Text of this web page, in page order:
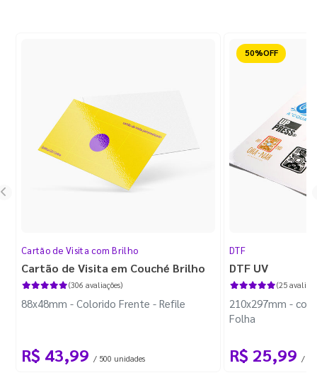
Cartão de Visita com Brilho
Cartão de Visita em Couché Brilho
(306 avaliações)
88x48mm - Colorido Frente - Refile
R$ 43,99 / 500 unidades
Reduzido
DTF
DTF UV
(25
210x297mm -
Folha
R$ 25,99 / 1